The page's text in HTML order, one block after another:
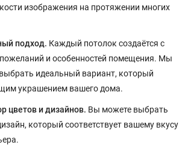
изображения на протяжении многих
подход. Каждый потолок создаётся с
и особенностей помещения. Мы
идеальный вариант, который
украшением вашего дома.
цветов и дизайнов. Вы можете выбрать
который соответствует вашему вкусу